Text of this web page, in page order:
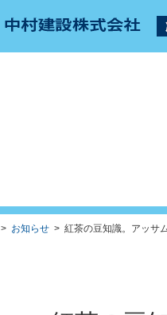
> お知らせ > 紅茶の豆知識。アッサ